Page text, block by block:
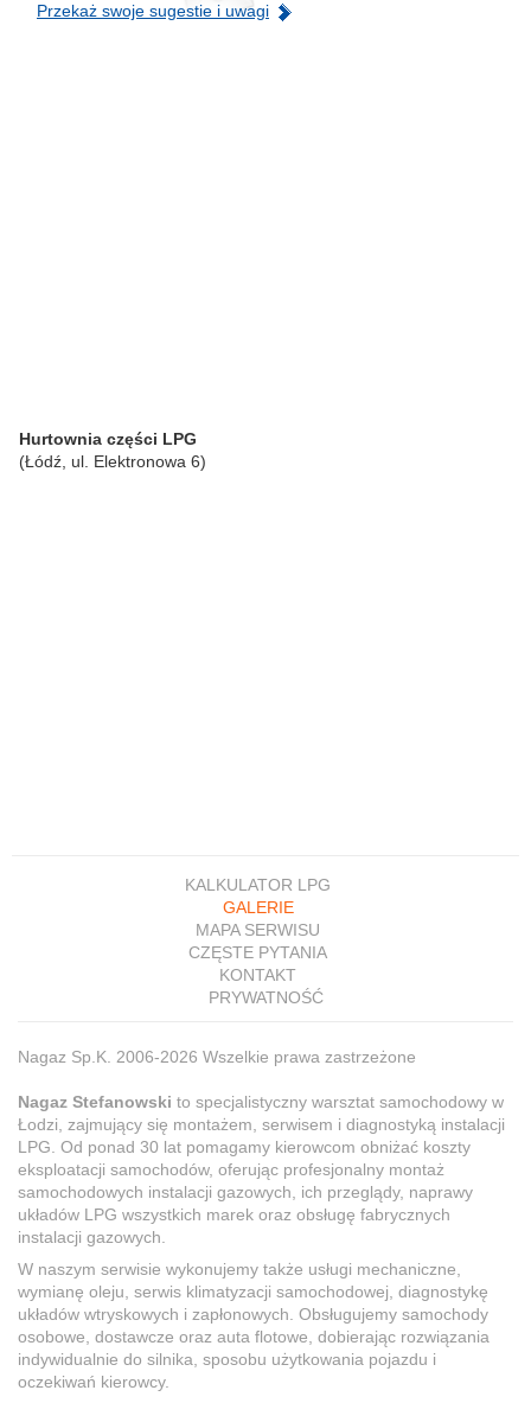
Przekaż swoje sugestie i uwagi
Hurtownia części LPG
(Łódź, ul. Elektronowa 6)
KALKULATOR LPG
GALERIE
MAPA SERWISU
CZĘSTE PYTANIA
KONTAKT
PRYWATNOŚĆ
Nagaz Sp.K. 2006-2026 Wszelkie prawa zastrzeżone
Nagaz Stefanowski to specjalistyczny warsztat samochodowy w
Łodzi, zajmujący się montażem, serwisem i diagnostyką instalacji
LPG. Od ponad 30 lat pomagamy kierowcom obniżać koszty
eksploatacji samochodów, oferując profesjonalny montaż
samochodowych instalacji gazowych, ich przeglądy, naprawy
układów LPG wszystkich marek oraz obsługę fabrycznych
instalacji gazowych.
W naszym serwisie wykonujemy także usługi mechaniczne,
wymianę oleju, serwis klimatyzacji samochodowej, diagnostykę
układów wtryskowych i zapłonowych. Obsługujemy samochody
osobowe, dostawcze oraz auta flotowe, dobierając rozwiązania
indywidualnie do silnika, sposobu użytkowania pojazdu i
oczekiwań kierowcy.